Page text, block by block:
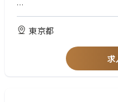
・ターゲット選定、投資基準
体に関わることができる​
・投資のソーシング、対象会
行、その後の成長支援まで、
・投資先企業の成長支援・経
■歓迎要件
・バリューアップに関する実
・事業会社における経営企画
・新規事業立ち上げや起業の
・新規投資案件の企画又はサ
・ FMCG（消費財）領域の知
東京都
求